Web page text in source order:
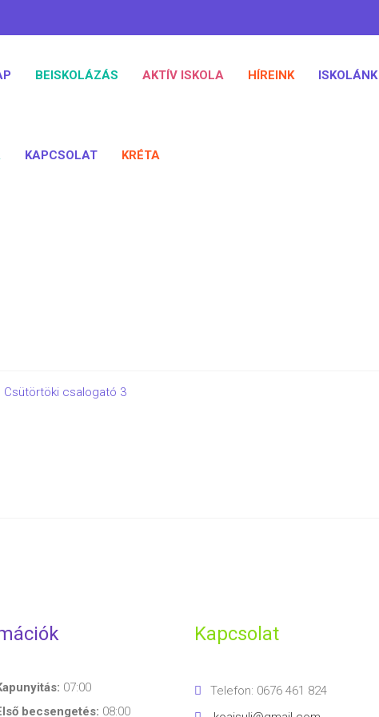
BEISKOLÁZÁS AKTÍV ISKOLA HÍREINK ISKOLÁNK
KAPCSOLAT KRÉTA
Csütörtöki csalogató 3
07:00
becsengetés: 08:00
Kapcsolat
Telefon: 0676 461 824